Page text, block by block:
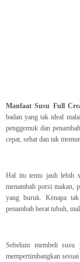
Manfaat Susu Full
badan yang tak ideal
penggemuk dan
cepat, sehat dan tak
Hal itu tentu jauh lebih
menambah porsi makan,
yang buruk. Kenapa
penambah berat tubuh,
Sebelum membeli susu
mempertimbangkan